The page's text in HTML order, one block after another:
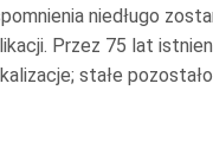
niedługo
Przez 75 lat
stałe pozostało